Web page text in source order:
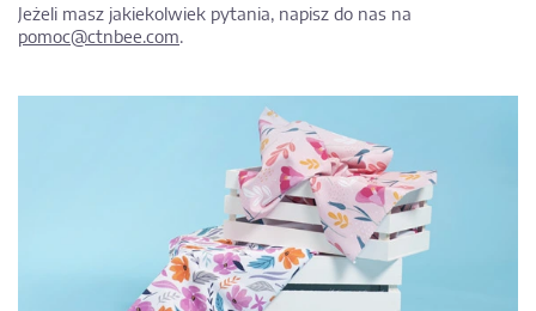
Jeżeli masz jakiekolwiek pytania, napisz do nas na
pomoc@ctnbee.com.